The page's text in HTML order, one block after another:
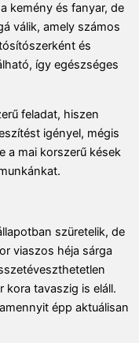
kemény és fanyar, de
válik, amely számos
és
így egészséges
feladat, hiszen
igényel, mégis
a mai korszerű kések
szüretelik, de
viaszos héja sárga
kora tavaszig is eláll.
épp aktuálisan